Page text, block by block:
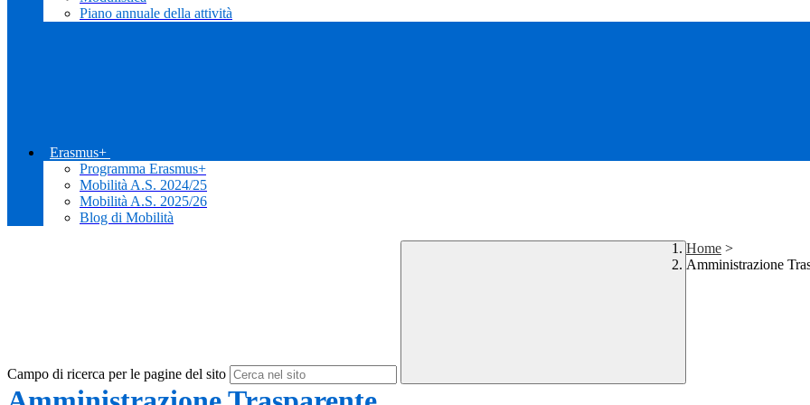
Piano annuale della attività
Erasmus+
Programma Erasmus+
Mobilità A.S. 2024/25
Mobilità A.S. 2025/26
Blog di Mobilità
Campo di ricerca per le pagine del sito
Home >
Amministrazione